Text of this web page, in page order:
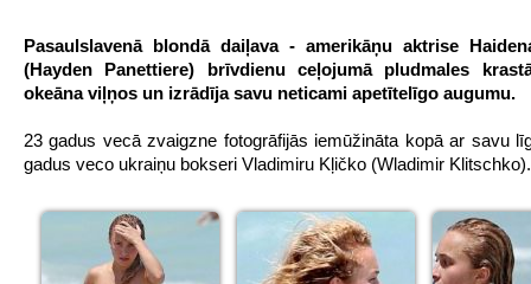
Pasaulslavenā blondā daiļava - amerikāņu aktrise
(Hayden Panettiere) brīvdienu ceļojumā pludmales
okeāna viļņos un izrādīja savu neticami apetītelīgo augumu.
23 gadus vecā zvaigzne fotogrāfijās iemūžināta kopā ar savu
gadus veco ukraiņu bokseri Vladimiru Kļičko (Wladimir Klitschko).